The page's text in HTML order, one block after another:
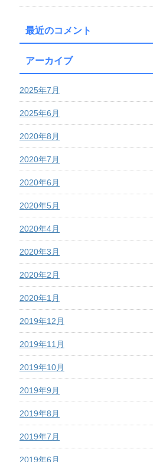
最近のコメント
アーカイブ
2025年7月
2025年6月
2020年8月
2020年7月
2020年6月
2020年5月
2020年4月
2020年3月
2020年2月
2020年1月
2019年12月
2019年11月
2019年10月
2019年9月
2019年8月
2019年7月
2019年6月